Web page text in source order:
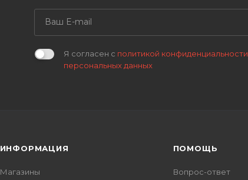
Я согласен с политикой конфиденциальности
персональных данных
ИНФОРМАЦИЯ
Магазины
ПОМОЩЬ
Вопрос-ответ